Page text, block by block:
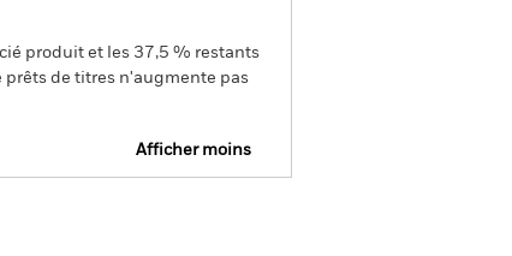
produit et les 37,5 % restants
prêts de titres n'augmente pas
Afficher moins